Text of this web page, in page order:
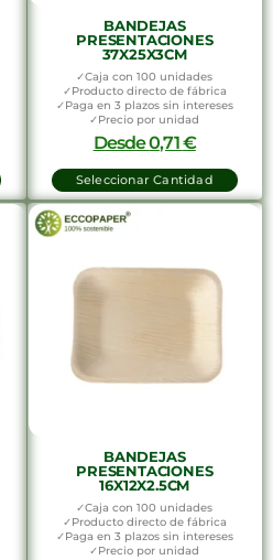
BANDEJAS
PRESENTACIONES
37X25X3CM
✓Caja con 100 unidades
✓Producto directo de fábrica
✓Paga en 3 plazos sin intereses
✓Precio por unidad
Desde0,71€
Seleccionar Cantidad
BANDEJAS
PRESENTACIONES
16X12X2.5CM
✓Caja con 100 unidades
✓Producto directo de fábrica
✓Paga en 3 plazos sin intereses
✓Precio por unidad